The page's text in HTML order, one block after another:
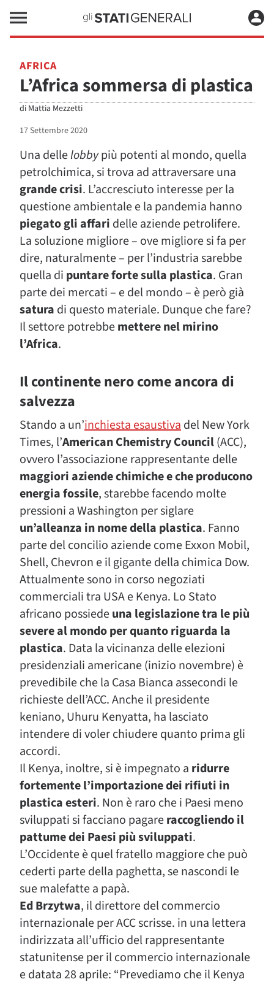
AFRICA
L’Africa sommersa di plastica
di Mattia Mezzetti
17 Settembre 2020
Una dellelobbypiù potenti al mondo, quella
petrolchimica, si trova ad attraversare una
grande crisi. L’accresciuto interesse per la
questione ambientale e la pandemia hanno
piegato gli affari delle aziende petrolifere.
La soluzione migliore – ove migliore si fa per
dire, naturalmente – per l’industria sarebbe
quella di puntare forte sulla plastica. Gran
parte dei mercati – e del mondo – è però già
satura di questo materiale. Dunque che fare?
Il settore potrebbemettere nel mirino
l’Africa.
Il continente nero come ancora di
salvezza
Stando a un’inchiesta esaustivadel New York
Times, l’American Chemistry Council(ACC),
ovvero l’associazione rappresentante delle
maggiori aziende chimiche e che producono
energia fossile, starebbe facendo molte
pressioni a Washington per siglare
un’alleanza in nome della plastica. Fanno
parte del concilio aziende come Exxon Mobil,
Shell, Chevron e il gigante della chimica Dow.
Attualmente sono in corso negoziati
commerciali tra USA e Kenya. Lo Stato
africano possiedeuna legislazione tra le più
severe al mondo per quanto riguarda la
plastica. Data la vicinanza delle elezioni
presidenziali americane (inizio novembre) è
prevedibile che la Casa Bianca assecondi le
richieste dell’ACC. Anche il presidente
keniano, Uhuru Kenyatta, ha lasciato
intendere di voler chiudere quanto prima gli
accordi.
Il Kenya, inoltre, si è impegnato a ridurre
fortemente l’importazione dei rifiuti in
plastica esteri. Non è raro che i Paesi meno
sviluppati si facciano pagareraccogliendo il
pattume dei Paesi più sviluppati.
L’Occidente è quel fratello maggiore che può
cederti parte della paghetta, se nascondi le
sue malefatte a papà.
Ed Brzytwa, il direttore del commercio
internazionale per ACC scrisse. in una lettera
indirizzata all’ufficio del rappresentante
statunitense per il commercio internazionale
e datata 28 aprile: “Prevediamo che il Kenya